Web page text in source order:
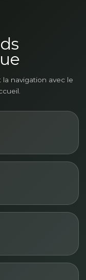
navigation avec le